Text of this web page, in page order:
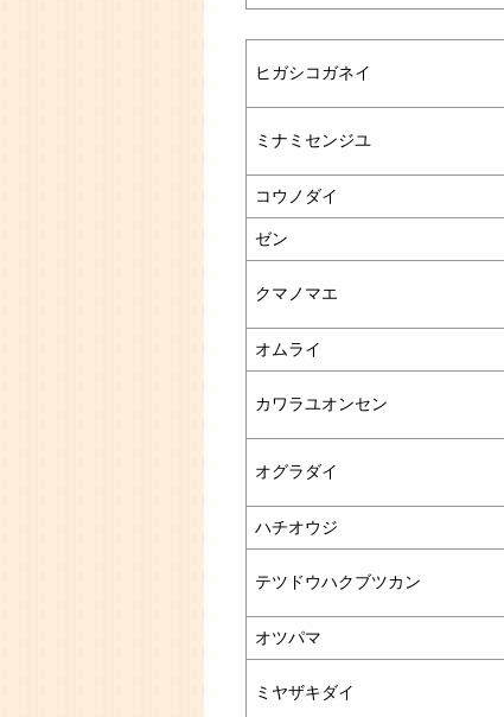
ヒガシコガネイ
ミナミセンジユ
コウノダイ
ゼン
クマノマエ
オムライ
カワラユオンセン
オグラダイ
ハチオウジ
テツドウハクブツカン
オツパマ
ミヤザキダイ